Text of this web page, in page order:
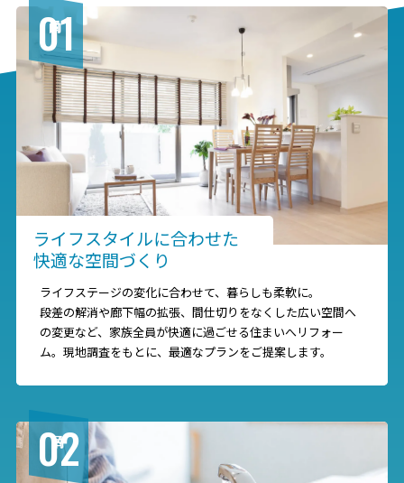
01
ライフスタイルに合わせた
快適な空間づくり
ライフステージの変化に合わせて、暮らしも柔軟に。
段差の解消や廊下幅の拡張、間仕切りをなくした広い空間へ
の変更など、家族全員が快適に過ごせる住まいへリフォー
ム。現地調査をもとに、最適なプランをご提案します。
02